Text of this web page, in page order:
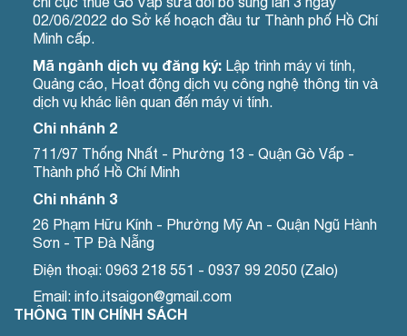
02/06/2022 do Sở kế hoạch đầu tư Thành phố Hồ Chí
Minh cấp.
Mã ngành dịch vụ đăng ký:Lập trình máy vi tính,
Quảng cáo, Hoạt động dịch vụ công nghệ thông tin và
dịch vụ khác liên quan đến máy vi tính.
Chi nhánh 2
711/97 Thống Nhất - Phường 13 - Quận Gò Vấp -
Thành phố Hồ Chí Minh
Chi nhánh 3
26 Phạm Hữu Kính - Phường Mỹ An - Quận Ngũ Hành
Sơn - TP Đà Nẵng
Điện thoại: 0963 218 551 - 0937 99 2050 (Zalo)
Email: info.itsaigon@gmail.com
THÔNG TIN CHÍNH SÁCH